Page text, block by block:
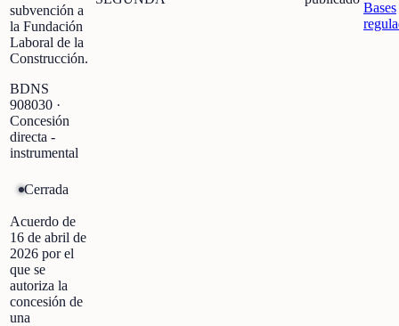
subvención a
la Fundación
Laboral de la
Construcción.
BDNS
908030 ·
Concesión
directa -
instrumental
Bases
Cerrada
Acuerdo de
16 de abril de
2026 por el
que se
autoriza la
concesión de
una